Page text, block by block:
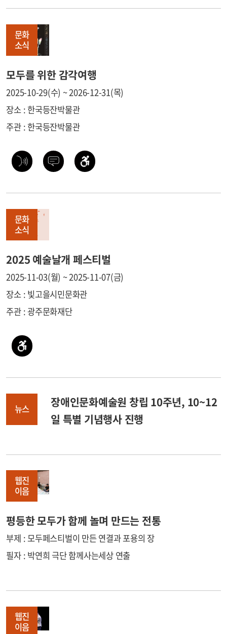
문화
소식
모두를 위한 감각여행
2025-10-29(수) ~ 2026-12-31(목)
장소 : 한국등잔박물관
주관 : 한국등잔박물관
문화
소식
2025 예술날개 페스티벌
2025-11-03(월) ~ 2025-11-07(금)
장소 : 빛고을시민문화관
주관 : 광주문화재단
뉴스
장애인문화예술원 창립 10주년, 10~12
일 특별 기념행사 진행
웹진
이음
평등한 모두가 함께 놀며 만드는 전통
부제 : 모두페스티벌이 만든 연결과 포용의 장
필자 : 박연희 극단 함께사는세상 연출
웹진
이음